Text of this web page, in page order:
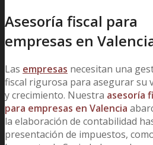
Asesoría fiscal para
empresas en
Las empresas necesitan una
fiscal rigurosa para asegurar su
y crecimiento. Nuestra asesoría
para empresas en Valencia
la elaboración de contabilidad
presentación de impuestos,